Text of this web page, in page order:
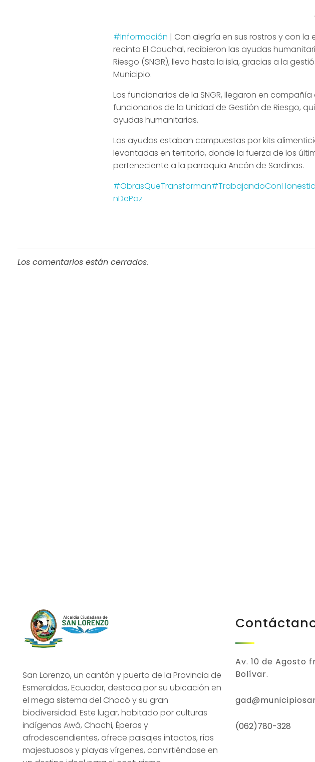
#Información | Con alegría en sus rostros y con
recinto El Cauchal, recibieron las ayudas
Riesgo (SNGR), llevo hasta la isla, gracias a la
Municipio.
Los funcionarios de la SNGR, llegaron en
funcionarios de la Unidad de Gestión de Riesgo,
ayudas humanitarias.
Las ayudas estaban compuestas por kits
levantadas en territorio, donde la fuerza de los
perteneciente a la parroquia Ancón de Sardinas.
#ObrasQueTransforman
nDePaz
Los comentarios están cerrados.
San Lorenzo, un cantón y puerto de la Provincia de
Esmeraldas, Ecuador, destaca por su ubicación en
el mega sistema del Chocó y su gran
biodiversidad. Este lugar, habitado por culturas
indígenas Awá, Chachi, Éperas y
afrodescendientes, ofrece paisajes intactos, ríos
majestuosos y playas vírgenes, convirtiéndose en
Av. 10 de Agosto
Bolívar.
(062)780-328